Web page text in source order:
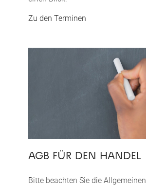
Zu den Terminen
AGB FÜR DEN HANDEL
Bitte beachten Sie die Allgemeinen